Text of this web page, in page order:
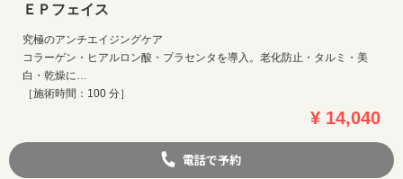
ＥＰフェイス
究極のアンチエイジングケア
コラーゲン・ヒアルロン酸・プラセンタを導入。老化防止・タルミ・美
白・乾燥に…
［施術時間：100 分］
¥ 14,040
電話で予約